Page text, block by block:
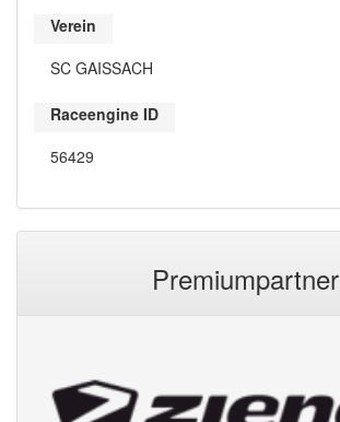
Verein
SC GAISSACH
Raceengine ID
56429
Premiumpartner